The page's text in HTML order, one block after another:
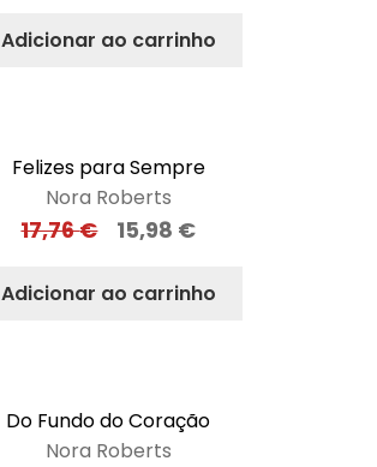
Adicionar ao carrinho
Felizes para Sempre
Nora Roberts
17,76€ 15,98 €
Adicionar ao carrinho
Do Fundo do Coração
Nora Roberts